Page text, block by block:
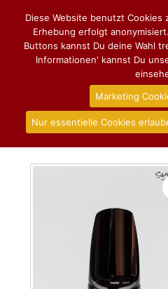
Start/ Mundstücke/
Diese Website benutzt
Erhebung erfolgt
Buttons kannst Du deine Wahl
Informationen' kannst Du
Marketing
Nur essentielle Cookies